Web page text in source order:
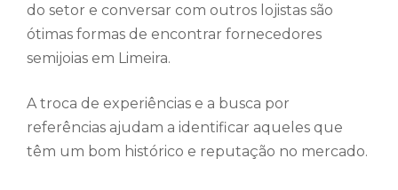
do setor e conversar com outros lojistas são
ótimas formas de encontrar fornecedores
semijoias em Limeira.
A troca de experiências e a busca por
referências ajudam a identificar aqueles que
têm um bom histórico e reputação no mercado.